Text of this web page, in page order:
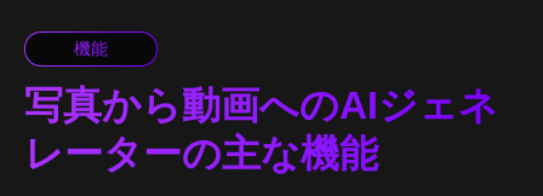
機能
写真から動画へのAIジェネ
レーターの主な機能